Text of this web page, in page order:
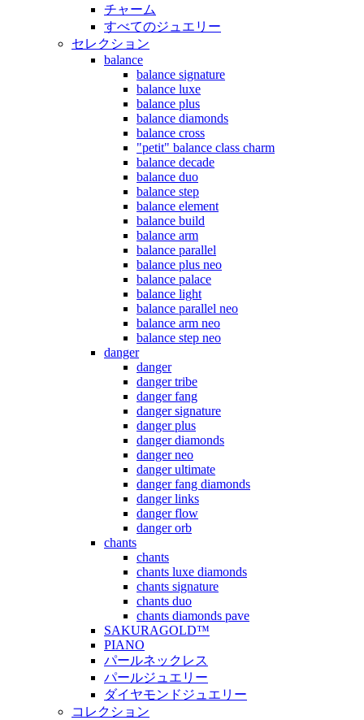
チャーム
すべてのジュエリー
セレクション
balance
balance signature
balance luxe
balance plus
balance diamonds
balance cross
"petit" balance class charm
balance decade
balance duo
balance step
balance element
balance build
balance arm
balance parallel
balance plus neo
balance palace
balance light
balance parallel neo
balance arm neo
balance step neo
danger
danger
danger tribe
danger fang
danger signature
danger plus
danger diamonds
danger neo
danger ultimate
danger fang diamonds
danger links
danger flow
danger orb
chants
chants
chants luxe diamonds
chants signature
chants duo
chants diamonds pave
SAKURAGOLD™
PIANO
パールネックレス
パールジュエリー
ダイヤモンドジュエリー
コレクション